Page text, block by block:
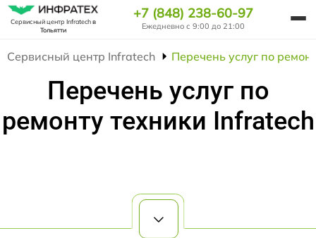
Сервисный центр Infratechв
Тольятти
+7 (848) 238-60-97
Ежедневно с 9:00 до 21:00
Сервисный центр Infratech Перечень услуг по
Перечень услуг по
ремонту техники Infratech